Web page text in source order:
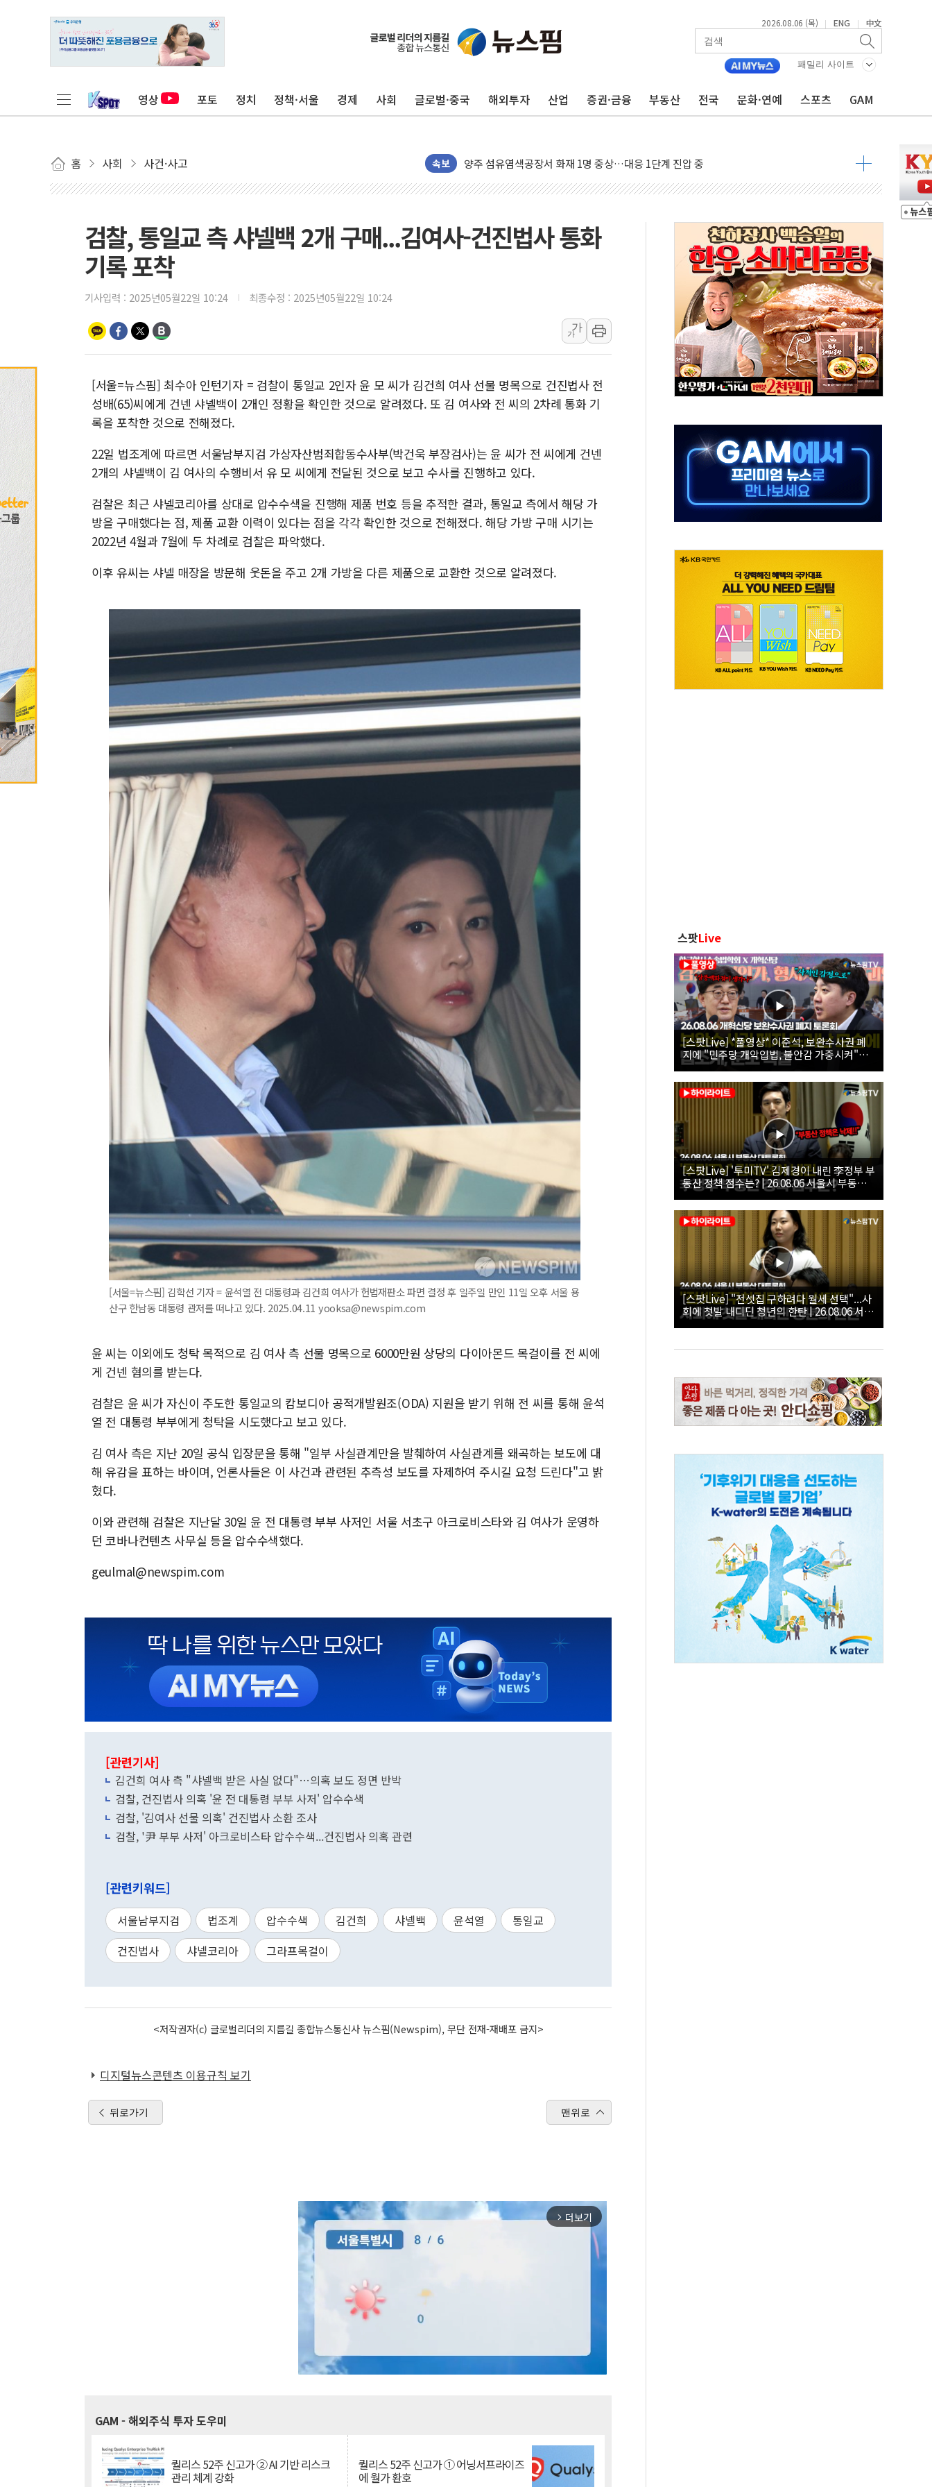
2026.08.06 (목) | ENG | 中文
패밀리 사이트
영상 포토 정치 정책·서울 경제 사회 글로벌·중국 해외투자 산업 증권·금융 부동산 전국 문화·연예 스포츠 GAM
홈 사회 사건·사고 속보
금값 7주 만에 최고…美 고용 둔화·호르무즈 재개방 기대에 강세
[인도증시] 중동 긴장 완화에 실적 호조까지, 상승...호실적 보고 기업 상승세 뚜렷
[베트남 증시] 지수 하락 속 'DGC' 임시 주총 기대감에 홀로 상한가…마진 잔액은 사상 최고
'월가의 황제' 다이먼 "금융시장 레버리지 위험수위…숨은 차입이 더 큰 변수"
김정관 산업부 장관 "주 52시간 손봐야, 경쟁상대 中과 비교해야"
해군 1함대 창설 80주년…지역과 함께하는 '선봉'의 대민 봉사
우크라 드론 전술, 중남미 콜롬비아에 새 안보 위기… 반군·마약카르텔이 습득해 전투 활용
동해해경, 독도 해상서 부유물 감긴 어선 구조
주한미군 "오산기지 누출, 백린 아닌 무해한 표면 부식 물질"
구미 폐염산처리업체서 불 2시간30여분만에 진화...외국인 노동자 숨져
강원도 폭염특보 11일째…온열질환·가축 피해 최소화 '총력 대응'
[코인 시황] 비트코인, ETF 자금 유입에도 박스권…美 암호화폐 법안 처리 여부도 변수
[르포] 39도 폭염 속 잠실 개표소 시위 '62일째'..."대부분 여기서 상주"
강원·전라권 폭염중대경보 확대…온열질환자 2665명·사망 23명
검찰, 통일교 측 샤넬백 2개 구매...김여사-건진법사 통화
기록 포착
기사입력 : 2025년05월22일 10:24 최종수정 : 2025년05월22일 10:24
가
가
[서울=뉴스핌] 최수아 인턴기자 = 검찰이 통일교 2인자 윤 모 씨가 김건희 여사 선물 명목으로 건진법사 전
성배(65)씨에게 건넨 샤넬백이 2개인 정황을 확인한 것으로 알려졌다. 또 김 여사와 전 씨의 2차례 통화 기
록을 포착한 것으로 전해졌다.
22일 법조계에 따르면 서울남부지검 가상자산범죄합동수사부(박건욱 부장검사)는 윤 씨가 전 씨에게 건넨
2개의 샤넬백이 김 여사의 수행비서 유 모 씨에게 전달된 것으로 보고 수사를 진행하고 있다.
검찰은 최근 샤넬코리아를 상대로 압수수색을 진행해 제품 번호 등을 추적한 결과, 통일교 측에서 해당 가
방을 구매했다는 점, 제품 교환 이력이 있다는 점을 각각 확인한 것으로 전해졌다. 해당 가방 구매 시기는
2022년 4월과 7월에 두 차례로 검찰은 파악했다.
이후 유씨는 샤넬 매장을 방문해 웃돈을 주고 2개 가방을 다른 제품으로 교환한 것으로 알려졌다.
[서울=뉴스핌] 김학선 기자 = 윤석열 전 대통령과 김건희 여사가 헌법재판소 파면 결정 후 일주일 만인 11일 오후 서울 용
산구 한남동 대통령 관저를 떠나고 있다. 2025.04.11 yooksa@newspim.com
윤 씨는 이외에도 청탁 목적으로 김 여사 측 선물 명목으로 6000만원 상당의 다이아몬드 목걸이를 전 씨에
게 건넨 혐의를 받는다.
검찰은 윤 씨가 자신이 주도한 통일교의 캄보디아 공적개발원조(ODA) 지원을 받기 위해 전 씨를 통해 윤석
열 전 대통령 부부에게 청탁을 시도했다고 보고 있다.
김 여사 측은 지난 20일 공식 입장문을 통해 "일부 사실관계만을 발췌하여 사실관계를 왜곡하는 보도에 대
해 유감을 표하는 바이며, 언론사들은 이 사건과 관련된 추측성 보도를 자제하여 주시길 요청 드린다"고 밝
혔다.
이와 관련해 검찰은 지난달 30일 윤 전 대통령 부부 사저인 서울 서초구 아크로비스타와 김 여사가 운영하
던 코바나컨텐츠 사무실 등을 압수수색했다.
geulmal@newspim.com
[관련기사]
김건희 여사 측 "샤넬백 받은 사실 없다"…의혹 보도 정면 반박
검찰, 건진법사 의혹 '윤 전 대통령 부부 사저' 압수수색
검찰, '김여사 선물 의혹' 건진법사 소환 조사
검찰, '尹 부부 사저' 아크로비스타 압수수색...건진법사 의혹 관련
[관련키워드]
서울남부지검 법조계 압수수색 김건희 샤넬백 윤석열
통일교
건진법사
샤넬코리아 그라프목걸이
<저작권자(c) 글로벌리더의 지름길 종합뉴스통신사 뉴스핌(Newspim), 무단 전재-재배포 금지>
디지털뉴스콘텐츠 이용규칙 보기
뒤로가기 맨위로
arrow_forward_ios 더보기
GAM - 해외주식 투자 도우미
퀄리스 52주 신고가 ② AI 기반 리스크
관리 체계 강화
퀄리스 52주 신고가 ① 어닝서프라이즈
에 월가 환호
스팟Live
[스팟Live] *풀영상* 이준석, 보완수사권 폐
지에 "민주당 개악입법, 불안감 가중시켜"｜
26.08.06 개혁신당 보완수사권 폐지 토론회
[스팟Live] '투미TV' 김제경이 내린 李정부 부
동산 정책 점수는? | 26.08.06 서울시 부동산
대토론회
[스팟Live] "전셋집 구하려다 월세 선택"...사
회에 첫발 내디딘 청년의 한탄 | 26.08.06 서울
시 부동산 대토론회